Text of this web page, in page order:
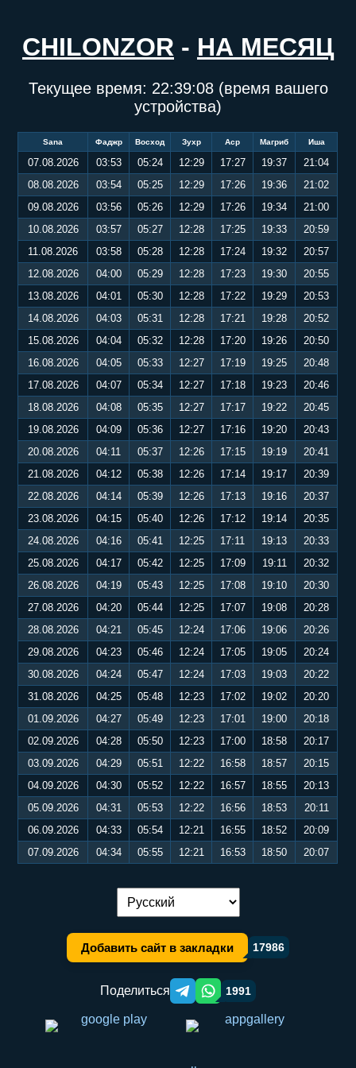
CHILONZOR - НА МЕСЯЦ
Текущее время: 22:39:09(время вашего
устройства)
Sana Фаджр Восход Зухр Аср Магриб Иша
07.08.2026 03:53 05:24 12:29 17:27 19:37
21:04
08.08.2026
03:54 05:25 12:29 17:26 19:36
21:02
09.08.2026
03:56 05:26 12:29 17:26 19:34
21:00
10.08.2026
03:57 05:27 12:28 17:25 19:33
20:59
11.08.2026
03:58 05:28 12:28 17:24 19:32
20:57
12.08.2026
04:00 05:29 12:28 17:23 19:30
20:55
13.08.2026
04:01 05:30 12:28 17:22 19:29
20:53
14.08.2026
04:03 05:31 12:28 17:21 19:28
20:52
15.08.2026
04:04 05:32 12:28 17:20 19:26
20:50
16.08.2026
04:05 05:33 12:27 17:19 19:25
20:48
17.08.2026
04:07 05:34 12:27 17:18 19:23
20:46
18.08.2026
04:08 05:35 12:27 17:17 19:22
20:45
19.08.2026
04:09 05:36 12:27 17:16 19:20
20:43
20.08.2026
04:11 05:37 12:26 17:15 19:19
20:41
21.08.2026
04:12 05:38 12:26 17:14 19:17
20:39
22.08.2026
04:14 05:39 12:26 17:13 19:16
20:37
23.08.2026
04:15 05:40 12:26 17:12 19:14
20:35
24.08.2026
04:16 05:41 12:25 17:11 19:13
20:33
25.08.2026
04:17 05:42 12:25 17:09 19:11
20:32
26.08.2026
04:19 05:43 12:25 17:08 19:10
20:30
27.08.2026
04:20 05:44 12:25 17:07 19:08
20:28
28.08.2026
04:21 05:45 12:24 17:06 19:06
20:26
29.08.2026
04:23 05:46 12:24 17:05 19:05
20:24
30.08.2026
04:24 05:47 12:24 17:03 19:03
20:22
31.08.2026
04:25 05:48 12:23 17:02 19:02
20:20
01.09.2026
04:27 05:49 12:23 17:01 19:00
20:18
02.09.2026
04:28 05:50 12:23 17:00 18:58
20:17
03.09.2026
04:29 05:51 12:22 16:58 18:57
20:15
04.09.2026
04:30 05:52 12:22 16:57 18:55
20:13
05.09.2026
04:31 05:53 12:22 16:56 18:53
20:11
06.09.2026
04:33 05:54 12:21 16:55 18:52
20:09
07.09.2026
04:34 05:55 12:21 16:53 18:50 20:07
Переключение языка:
Добавить сайт в закладки 17986
Поделиться Telegram orqali ulashish
WhatsApp orqali ulashish
1991